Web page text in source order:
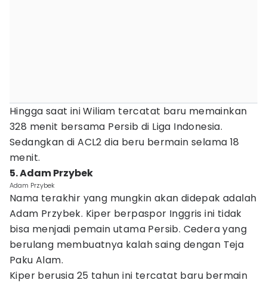
Hingga saat ini Wiliam tercatat baru memainkan
328 menit bersama Persib di Liga Indonesia.
Sedangkan di ACL2 dia beru bermain selama 18
menit.
5. Adam Przybek
Adam Przybek
Nama terakhir yang mungkin akan didepak adalah
Adam Przybek. Kiper berpaspor Inggris ini tidak
bisa menjadi pemain utama Persib. Cedera yang
berulang membuatnya kalah saing dengan Teja
Paku Alam.
Kiper berusia 25 tahun ini tercatat baru bermain